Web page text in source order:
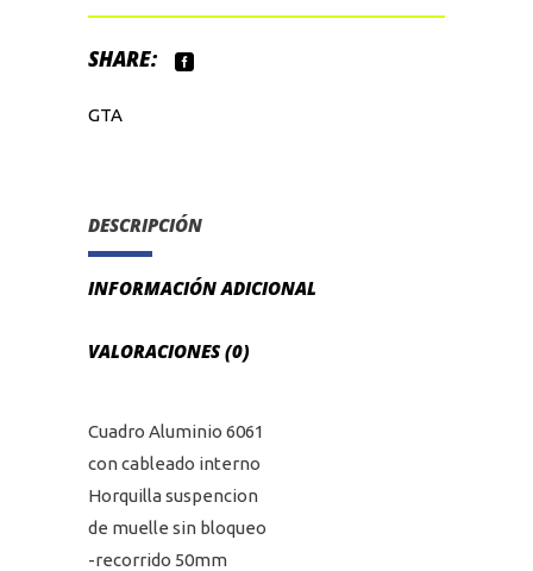
SHARE:
GTA
DESCRIPCIÓN
INFORMACIÓN ADICIONAL
VALORACIONES (0)
Cuadro Aluminio 6061
con cableado interno
Horquilla suspencion
de muelle sin bloqueo
-recorrido 50mm